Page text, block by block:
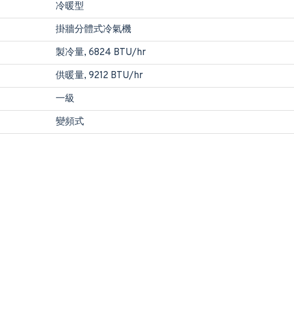
冷暖型
掛牆分體式冷氣機
製冷量, 6824 BTU/hr
供暖量, 9212 BTU/hr
一級
變頻式